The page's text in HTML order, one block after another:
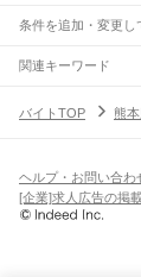
条件を追加・変更し
市区町村を追加・
熊本県すべて
八代市人吉市
天草市合志市
駅を追加・変更
荒尾駅 南荒尾駅
崇城大学前駅上
千丁駅新八代駅
飲食・フードサ
飲食・フードサ
ホールスタッフ
特徴を追加・変更
人気
関連キーワード
熊本県 菊池郡 ボ
バイトTOP 熊本
ヘルプ・お問い合わ
[企業]求人広告の掲